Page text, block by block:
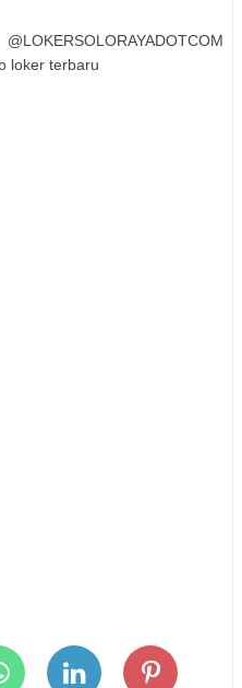
loker terbaru